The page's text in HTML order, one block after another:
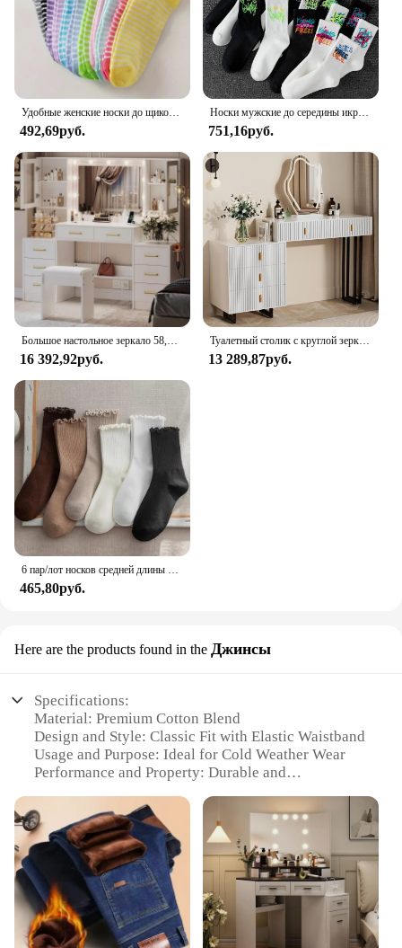
492,69руб.
Носки мужские до середины икры, 10 пар, в случайном стиле, с граффити, универсальный и повседневный спортивный стиль, мягкие и удобные
751,16руб.
Большое настольное зеркало 58,3 дюйма;, туалетный столик для макияжа с 10 светодиодной подсветкой, 8 металлическими выдвижными ящиками и 2 шкафами, белый
16 392,92руб.
Туалетный столик с круглой зеркалом и местом для хранения, 5 ящиков и 3 режима освещения, белый
13 289,87руб.
6 пар/лот носков средней длины с рюшами, женские дышащие однотонные носки, весенне-осенние удобные впитывающие пот носки для девочек
465,80руб.
Here are the products found in the Джинсы
Specifications:
Material: Premium Cotton Blend
Design and Style: Classic Fit with Elastic Waistband
Usage and Purpose: Ideal for Cold Weather Wear
Performance and Property: Durable and
Shape or Size or Weight or Quantity: Available in
Various Sizes and Colors
Parts and Accessories: None
Features:
|Vendors|
**Comfort Meets Durability**